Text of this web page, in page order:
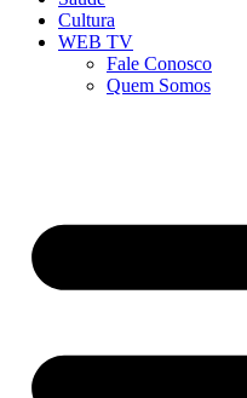
Cultura
WEB TV
Fale Conosco
Quem Somos